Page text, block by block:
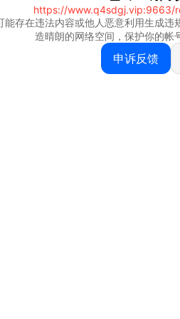
能存在违法内容或他人恶意利用生成
造晴朗的网络空间，保护你的帐
申诉反馈